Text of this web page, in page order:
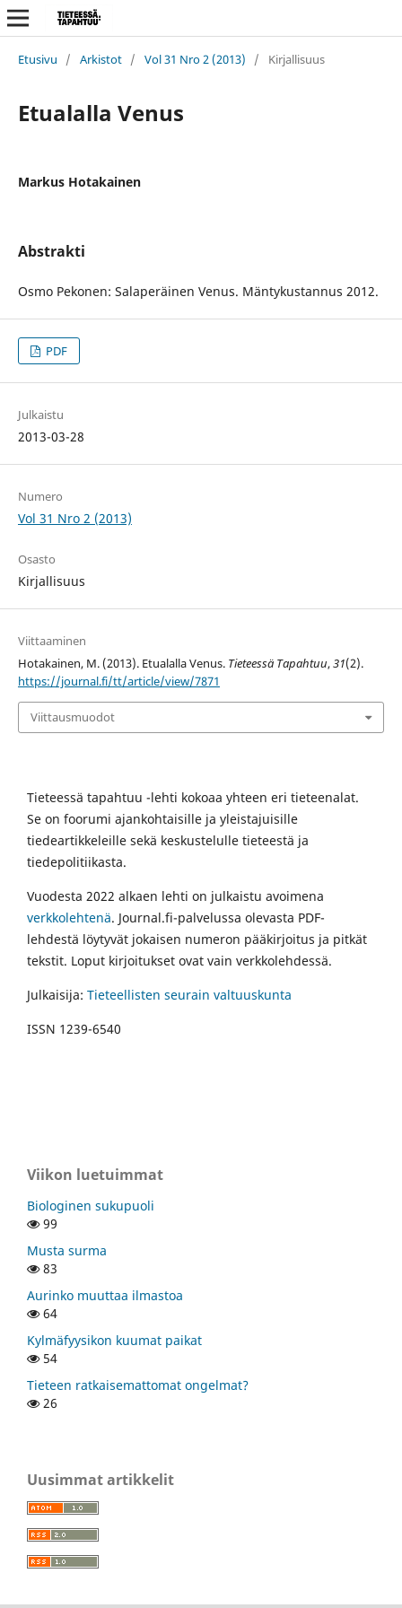
Etusivu / Arkistot / Vol 31 Nro 2 (2013) / Kirjallisuus
Etualalla Venus
Markus Hotakainen
Abstrakti
Osmo Pekonen: Salaperäinen Venus. Mäntykustannus 2012.
PDF
Julkaistu
2013-03-28
Numero
Vol 31 Nro 2 (2013)
Osasto
Kirjallisuus
Viittaaminen
Hotakainen, M. (2013). Etualalla Venus. Tieteessä Tapahtuu,31(2).
https://journal.fi/tt/article/view/7871
Viittausmuodot
Tieteessä tapahtuu -lehti kokoaa yhteen eri tieteenalat.
Se on foorumi ajankohtaisille ja yleistajuisille
tiedeartikkeleille sekä keskustelulle tieteestä ja
tiedepolitiikasta.
Vuodesta 2022 alkaen lehti on julkaistu avoimena
verkkolehtenä. Journal.fi-palvelussa olevasta PDF-
lehdestä löytyvät jokaisen numeron pääkirjoitus ja pitkät
tekstit. Loput kirjoitukset ovat vain verkkolehdessä.
Julkaisija: Tieteellisten seurain valtuuskunta
ISSN 1239-6540
Viikon luetuimmat
Biologinen sukupuoli
99
Musta surma
83
Aurinko muuttaa ilmastoa
64
Kylmäfyysikon kuumat paikat
54
Tieteen ratkaisemattomat ongelmat?
26
Uusimmat artikkelit